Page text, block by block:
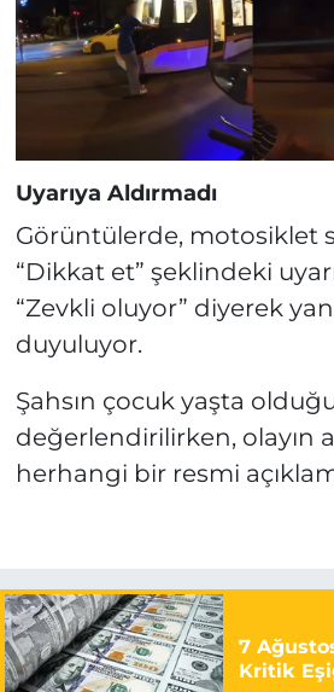
Uyarıya Aldırmadı
Görüntülerde, motosiklet
“Dikkat et” şeklindeki
“Zevkli oluyor” diyerek
duyuluyor.
Şahsın çocuk yaşta
değerlendirilirken, olayın
herhangi bir resmi
7
Kritik